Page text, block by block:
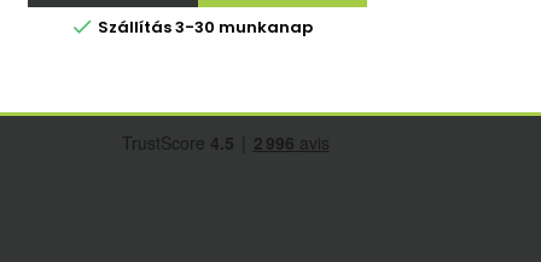
 Szállítás 3-30 munkanap